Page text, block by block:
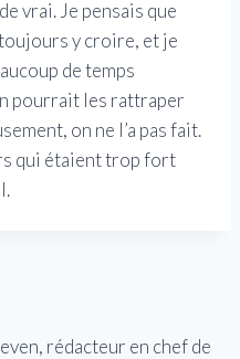
vrai. Je pensais que
y croire, et je
de temps
pourrait les rattraper
on ne l’a pas fait.
qui étaient trop fort
rédacteur en chef de